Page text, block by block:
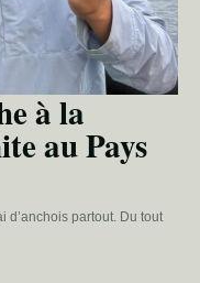
à la
au Pays
d’anchois partout. Du tout